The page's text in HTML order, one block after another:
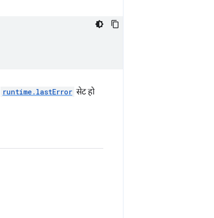
runtime.lastError सेट हो